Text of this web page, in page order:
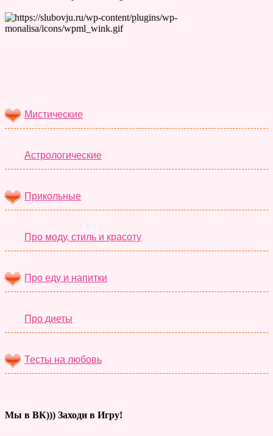
Мистические
Астрологические
Прикольные
Про моду, стиль и красоту
Про еду и напитки
Про диеты
Тесты на любовь
Мы в ВК))) Заходи в Игру!